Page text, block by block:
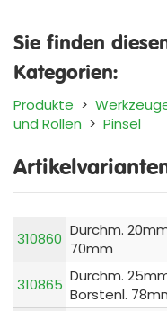
Sie finden
Kategorien:
Produkte >
und Rollen > Pinsel
310860 Durchm.
70mm
310865 Durchm.
Borstenl.